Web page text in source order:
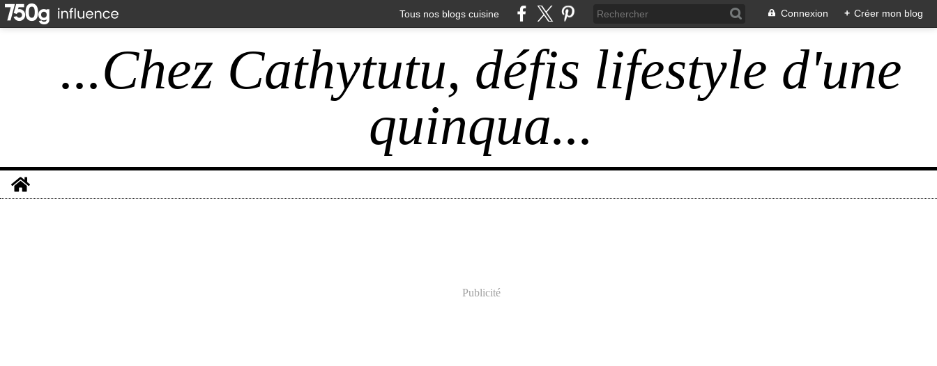
Tous nos blogs cuisine Connexion + Créer mon blog
...Chez Cathytutu, défis lifestyle d'une
quinqua...
Home
Publicité